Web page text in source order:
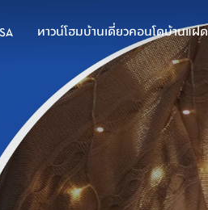
ทาวน์โฮมบ้านเดี่ยวคอนโดบ้านแฝด